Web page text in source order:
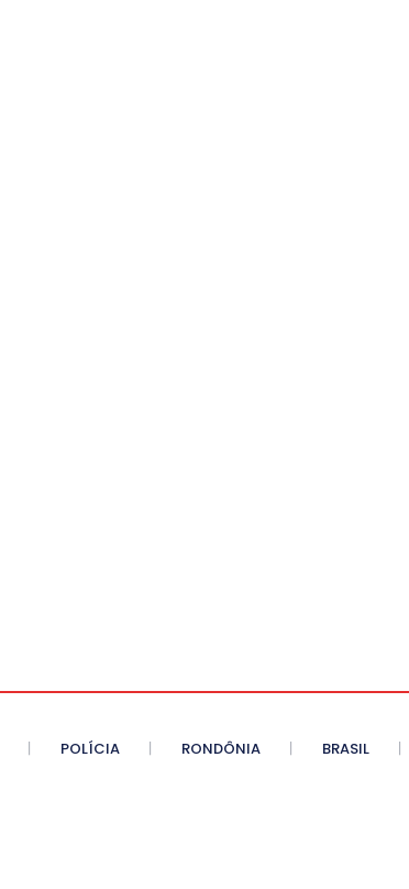
POLÍCIA RONDÔNIA BRASIL